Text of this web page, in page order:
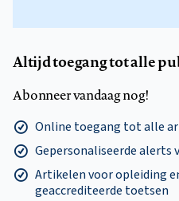
Altijd toegang tot alle
Abonneer vandaag nog!
Online toegang tot alle
Gepersonaliseerde alerts
Artikelen voor opleiding
geaccrediteerde toetsen